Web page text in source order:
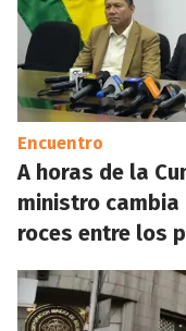
Encuentro
A horas de la
ministro
roces entre los